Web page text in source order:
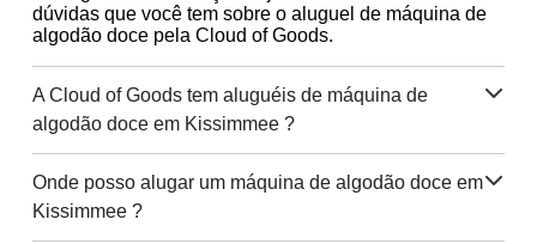
dúvidas que você tem sobre o aluguel de máquina de
algodão doce pela Cloud of Goods.
A Cloud of Goods tem aluguéis de máquina de
algodão doce em Kissimmee ?
Onde posso alugar um máquina de algodão doce em
Kissimmee ?